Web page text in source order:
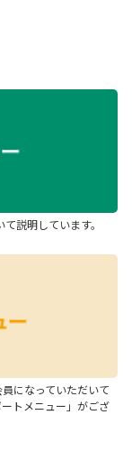
説明しています。
になっていただいて
トメニュー」がござ